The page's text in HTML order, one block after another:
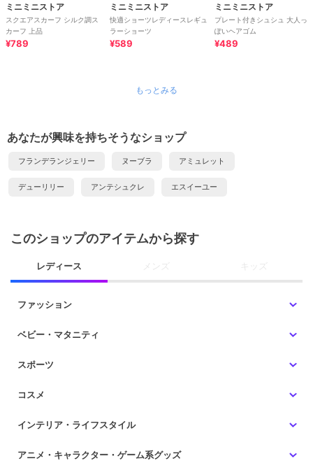
ミニミニストア
スクエアスカーフ シルク調ス
カーフ 上品
¥789
ミニミニストア
快適ショーツレディースレギュ
ラーショーツ
¥589
ミニミニストア
プレート付きシュシュ 大人っ
ぽいヘアゴム
¥489
もっとみる
あなたが興味を持ちそうなショップ
フランデランジェリー ヌーブラ アミュレット
デューリリー アンテシュクレ エスイーユー
このショップのアイテムから探す
レディース メンズ キッズ
ファッション
ベビー・マタニティ
スポーツ
コスメ
インテリア・ライフスタイル
アニメ・キャラクター・ゲーム系グッズ